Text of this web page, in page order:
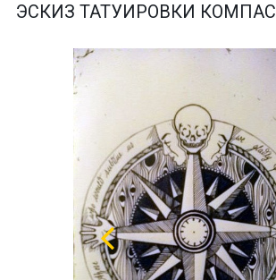
ЭСКИЗ ТАТУИРОВКИ КОМПАС